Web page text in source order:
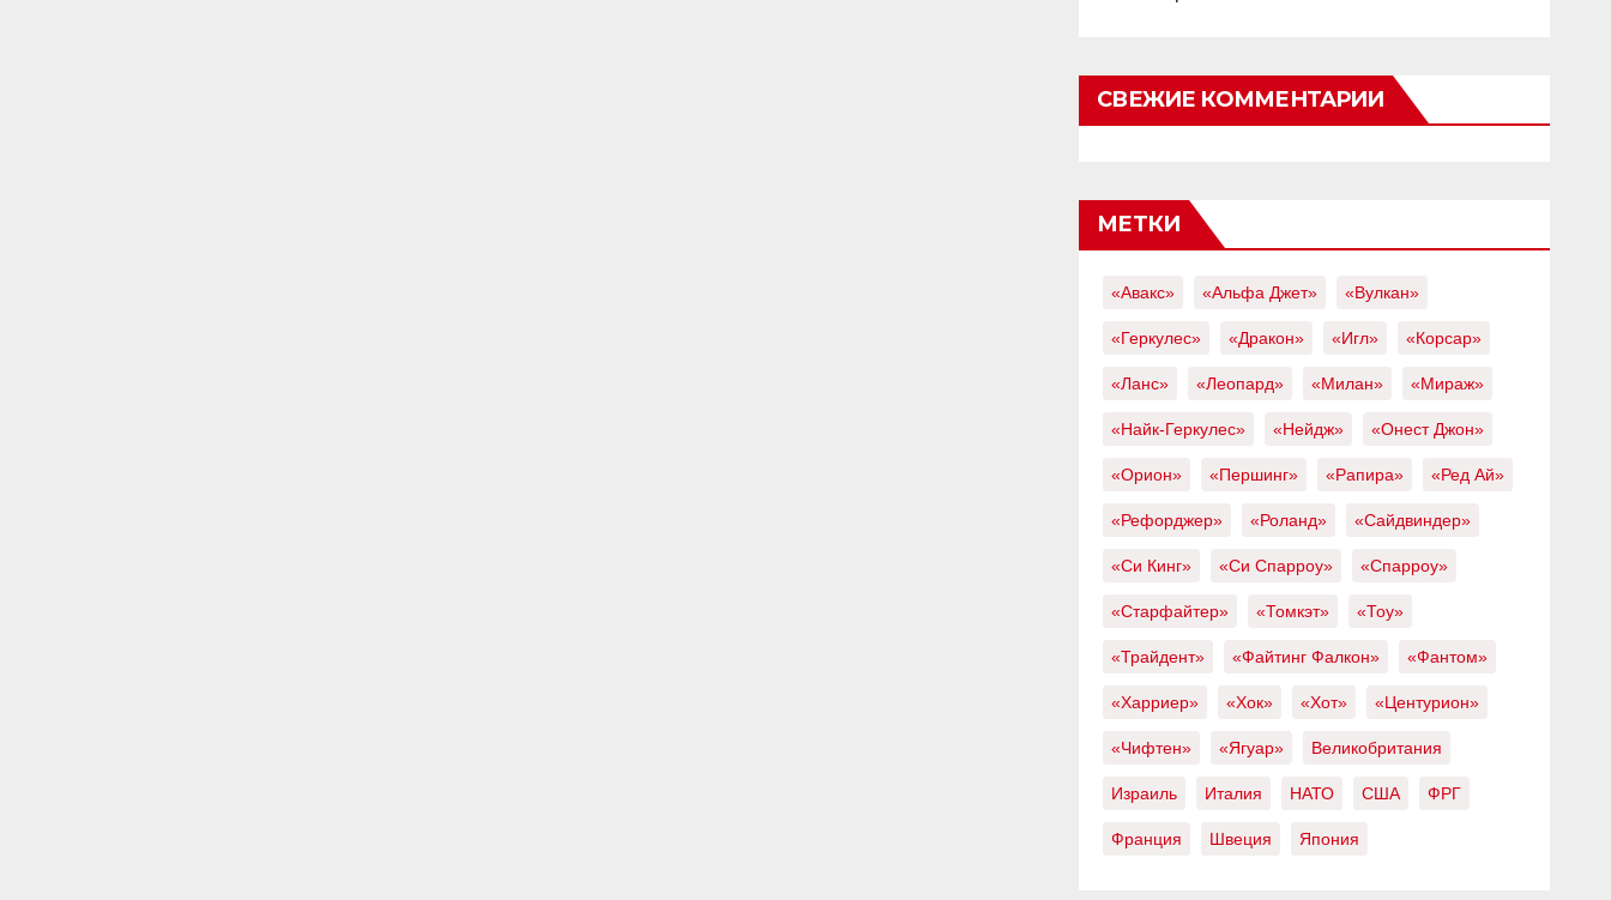
СВЕЖИЕ КОММЕНТАРИИ
МЕТКИ
«Авакс» «Альфа Джет» «Вулкан»
«Геркулес» «Дракон» «Игл» «Корсар»
«Ланс» «Леопард» «Милан» «Мираж»
«Найк-Геркулес» «Нейдж» «Онест Джон»
«Орион» «Першинг» «Рапира» «Ред Ай»
«Рефорджер» «Роланд» «Сайдвиндер»
«Си Кинг» «Си Спарроу» «Спарроу»
«Старфайтер» «Томкэт» «Тоу»
«Трайдент» «Файтинг Фалкон» «Фантом»
«Харриер» «Хок» «Хот» «Центурион»
«Чифтен» «Ягуар» Великобритания
Израиль Италия НАТО США ФРГ
Франция Швеция Япония